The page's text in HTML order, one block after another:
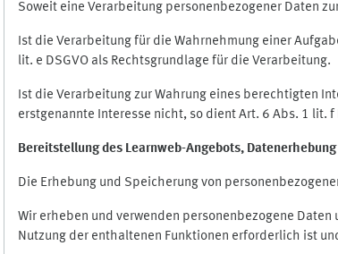
Soweit eine Verarbeitung personenbezogener Daten
Ist die Verarbeitung für die Wahrnehmung einer
lit. e DSGVO als Rechtsgrundlage für die Verarbeitung.
Ist die Verarbeitung zur Wahrung eines berechtigten
erstgenannte Interesse nicht, so dient Art. 6 Abs. 1 lit.
Bereitstellung des Learnweb-Angebots, Datenerhebung
Die Erhebung und Speicherung von
Wir erheben und verwenden personenbezogene
Nutzung der enthaltenen Funktionen erforderlich ist